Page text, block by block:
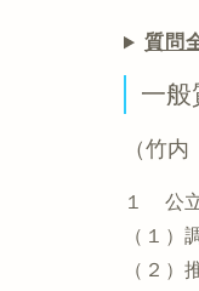
質問
一般
（竹
１ 公
（１）
（２）